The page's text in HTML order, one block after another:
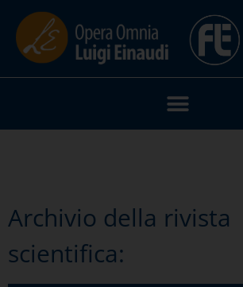
Archivio della rivista
scientifica: